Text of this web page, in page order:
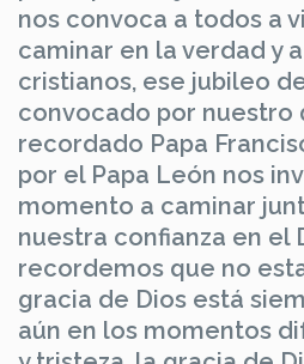
nos convoca a todos a
caminar en la verdad y
cristianos, ese jubileo
convocado por nuestro
recordado Papa
por el Papa León nos
momento a caminar
nuestra confianza en el
recordemos que no
gracia de Dios está
aún en los momentos